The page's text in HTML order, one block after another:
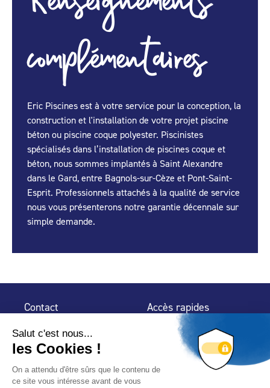
complémentaires
Eric Piscines est à votre service pour la conception, la
construction et l'installation de votre projet piscine
béton ou piscine coque polyester. Piscinistes
spécialisés dans l’installation de piscines coque et
béton, nous sommes implantés à Saint Alexandre
dans le Gard, entre Bagnols-sur-Cèze et Pont-Saint-
Esprit. Professionnels attachés à la qualité de service
nous vous présenterons notre garantie décennale sur
simple demande.
Contact
32 rue de Mogador
75 009 Paris
Accès rapides
Espace Presse
Trouver un
professionnel